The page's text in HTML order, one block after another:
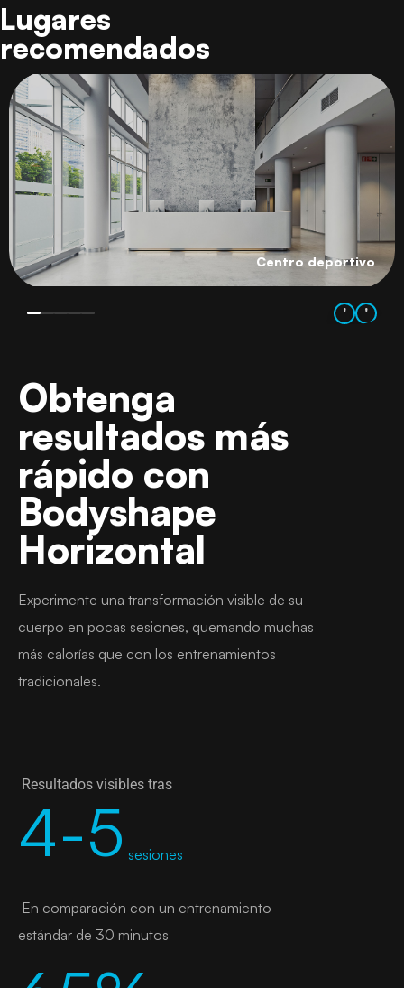
Lugares
recomendados
Centro deportivo
' '
Obtenga
resultados más
rápido con
Bodyshape
Horizontal
Experimente una transformación visible de su
cuerpo en pocas sesiones, quemando muchas
más calorías que con los entrenamientos
tradicionales.
Resultados visibles tras
4-5 sesiones
En comparación con un entrenamiento
estándar de 30 minutos